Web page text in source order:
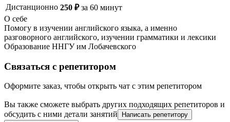
Дистанционно 250 ₽ за 60 минут
О себе
Помогу в изучении английского языка, а именно
разговорного английского, изучении грамматики и лексики
Образование ННГУ им Лобачевского
Связаться с репетитором
Оформите заказ, чтобы открыть чат с этим репетитором
Вы также сможете выбрать других подходящих репетиторов и
обсудить с ними детали занятий
Написать репетитору